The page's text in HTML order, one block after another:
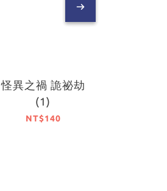
怪異之禍 詭祕劫
(1)
NT$140